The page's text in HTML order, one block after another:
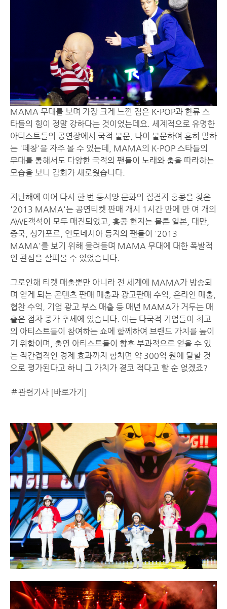
MAMA 무대를 보며 가장 크게 느낀 점은 K-POP과 한류 스
타들의 힘이 정말 강하다는 것이었는데요. 세계적으로 유명한
아티스트들의 공연장에서 국적 불문, 나이 불문하여 흔히 말하
는 '떼창'을 자주 볼 수 있는데, MAMA의 K-POP 스타들의
무대를 통해서도 다양한 국적의 팬들이 노래와 춤을 따라하는
모습을 보니 감회가 새로웠습니다.
지난해에 이어 다시 한 번 동서양 문화의 집결지 홍콩을 찾은
'2013 MAMA'는 공연티켓 판매 개시 1시간 만에 만 여 개의
AWE객석이 모두 매진되었고, 홍콩 현지는 물론 일본, 대만,
중국, 싱가포르, 인도네시아 등지의 팬들이 '2013
MAMA'를 보기 위해 몰려들며 MAMA 무대에 대한 폭발적
인 관심을 살펴볼 수 있었습니다.
그로인해 티켓 매출뿐만 아니라 전 세계에 MAMA가 방송되
며 얻게 되는 콘텐츠 판매 매출과 광고판매 수익, 온라인 매출,
협찬 수익, 기업 광고 부스 매출 등 매년 MAMA가 거두는 매
출은 점차 증가 추세에 있습니다. 이는 다국적 기업들이 최고
의 아티스트들이 참여하는 쇼에 함께하여 브랜드 가치를 높이
기 위함이며, 출연 아티스트들이 향후 부과적으로 얻을 수 있
는 직간접적인 경제 효과까지 합치면 약 300억 원에 달할 것
으로 평가된다고 하니 그 가치가 결코 적다고 할 순 없겠죠?
＃관련기사 [바로가기]